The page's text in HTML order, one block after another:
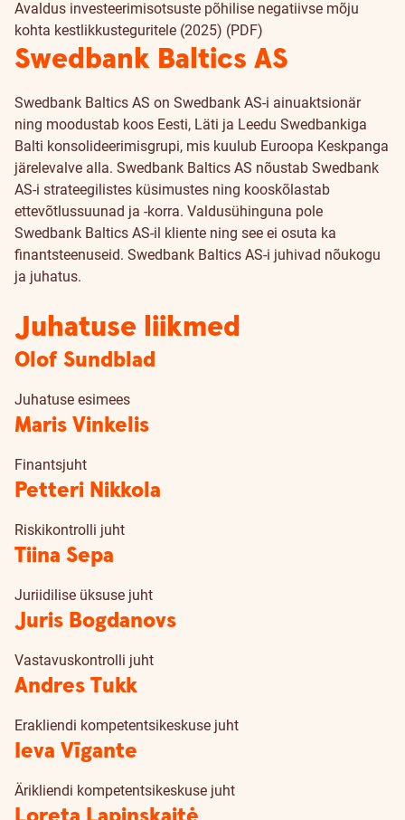
Avaldus investeerimisotsuste põhilise negatiivse mõju
kohta kestlikkusteguritele (2025) (PDF)
Swedbank Baltics AS
Swedbank Baltics AS on Swedbank AS-i ainuaktsionär
ning moodustab koos Eesti, Läti ja Leedu Swedbankiga
Balti konsolideerimisgrupi, mis kuulub Euroopa Keskpanga
järelevalve alla. Swedbank Baltics AS nõustab Swedbank
AS-i strateegilistes küsimustes ning kooskõlastab
ettevõtlussuunad ja -korra. Valdusühinguna pole
Swedbank Baltics AS-il kliente ning see ei osuta ka
finantsteenuseid. Swedbank Baltics AS-i juhivad nõukogu
ja juhatus.
Juhatuse liikmed
Olof Sundblad
Juhatuse esimees
Maris Vinkelis
Finantsjuht
Petteri Nikkola
Riskikontrolli juht
Tiina Sepa
Juriidilise üksuse juht
Juris Bogdanovs
Vastavuskontrolli juht
Andres Tukk
Erakliendi kompetentsikeskuse juht
Ieva Vīgante
Ärikliendi kompetentsikeskuse juht